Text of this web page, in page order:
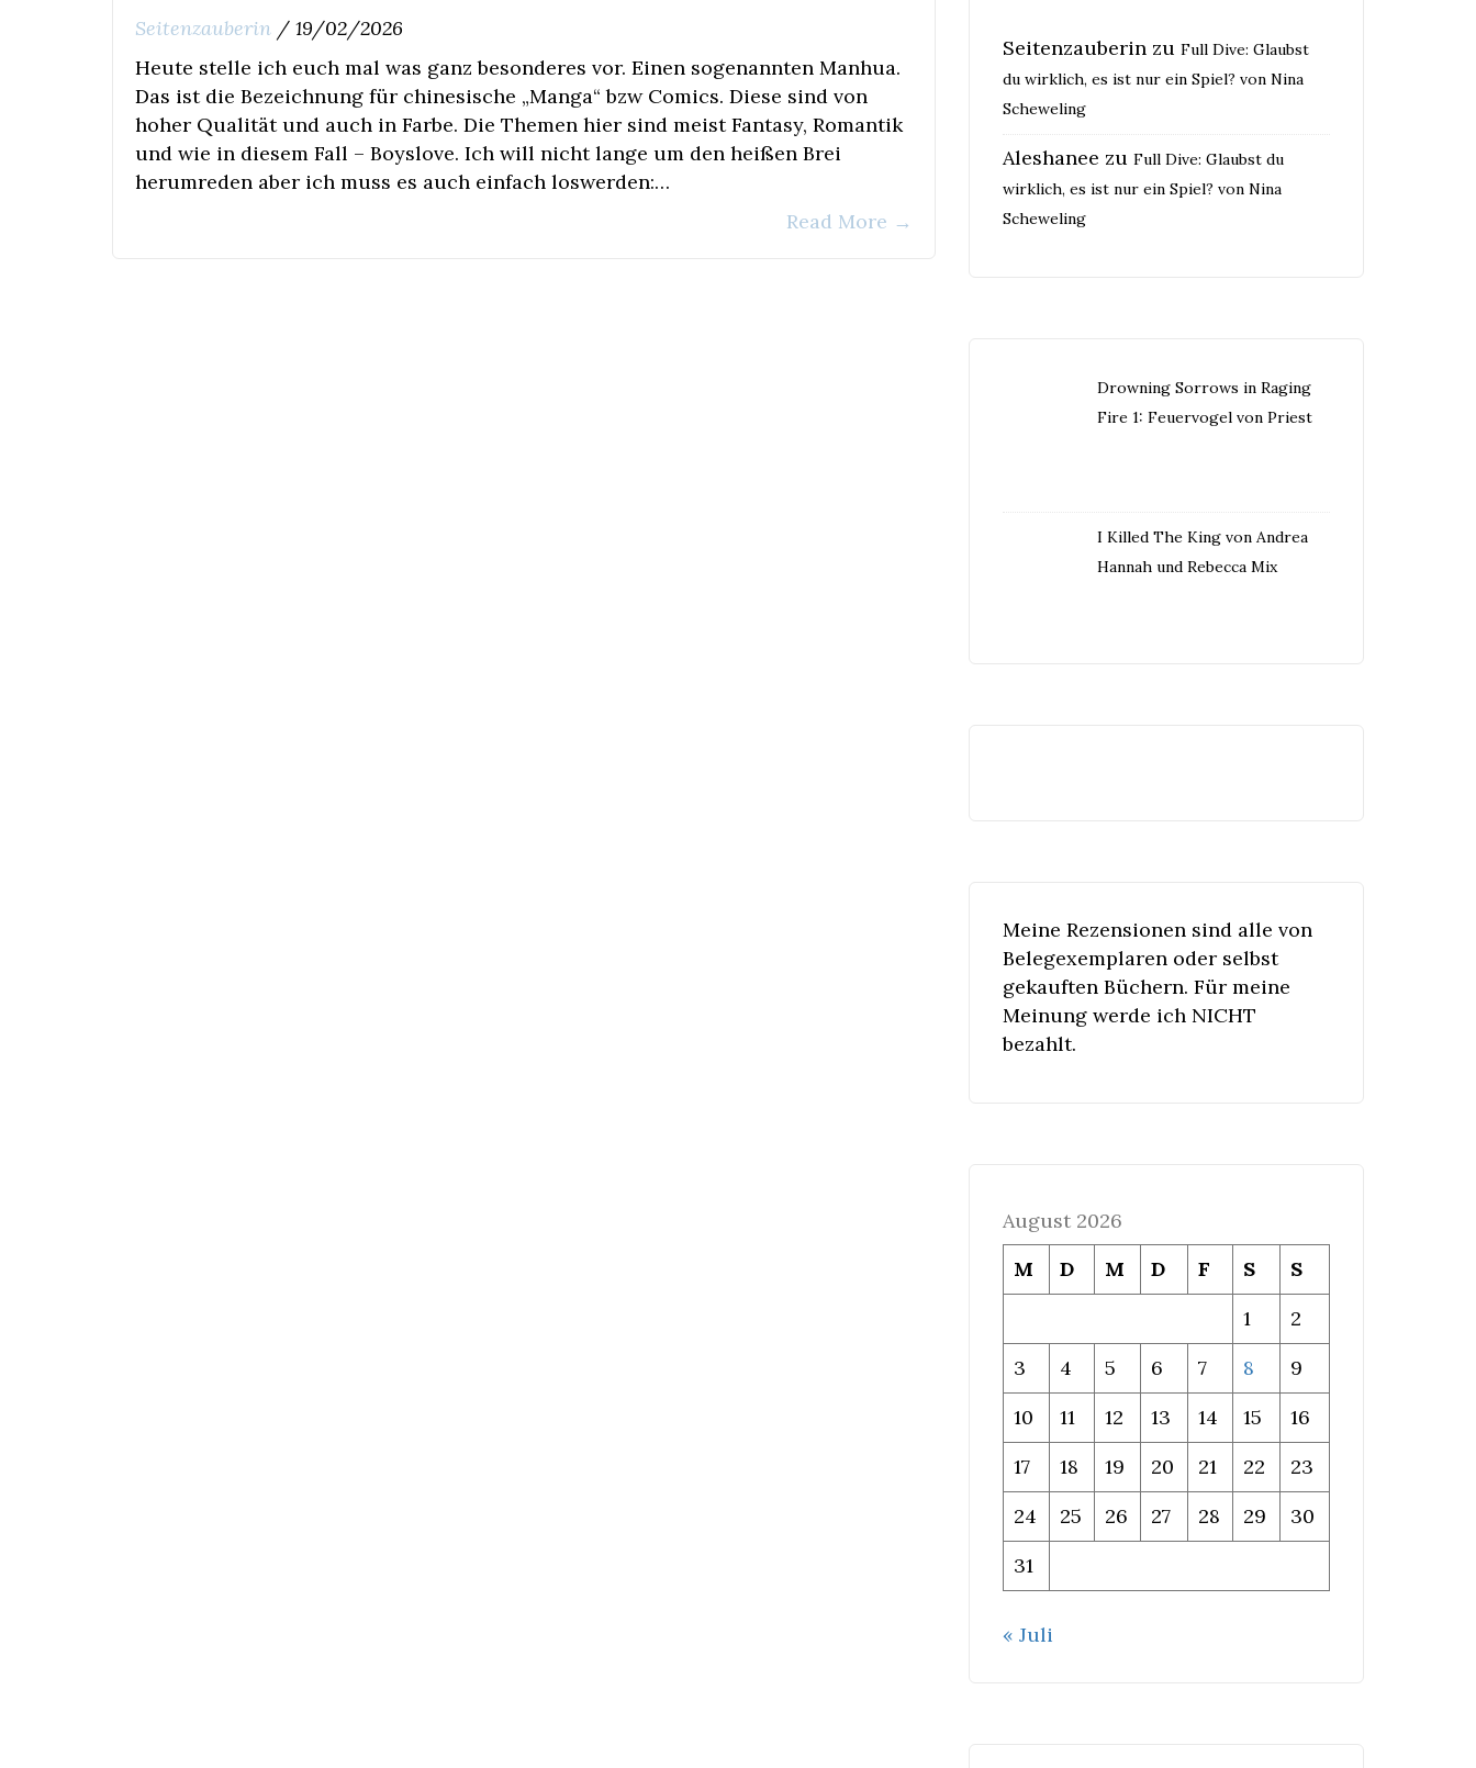
Seitenzauberin / 19/02/2026
Heute stelle ich euch mal was ganz besonderes vor. Einen sogenannten Manhua.
Das ist die Bezeichnung für chinesische „Manga“ bzw Comics. Diese sind von
hoher Qualität und auch in Farbe. Die Themen hier sind meist Fantasy, Romantik
und wie in diesem Fall – Boyslove. Ich will nicht lange um den heißen Brei
herumreden aber ich muss es auch einfach loswerden:…
Read More →
Seitenzauberin zu Full Dive: Glaubst
du wirklich, es ist nur ein Spiel? von Nina
Scheweling
Aleshanee zu Full Dive: Glaubst du
wirklich, es ist nur ein Spiel? von Nina
Scheweling
Drowning Sorrows in Raging
Fire 1: Feuervogel von Priest
I Killed The King von Andrea
Hannah und Rebecca Mix
Meine Rezensionen sind alle von
Belegexemplaren oder selbst
gekauften Büchern. Für meine
Meinung werde ich NICHT
bezahlt.
August 2026
M
D M D F S
S
1
2
3
4 5 6 7 8
9
10
11 12 13 14 15
16
17
18 19 20 21 22
23
24
25 26 27 28 29
30
31
« Juli